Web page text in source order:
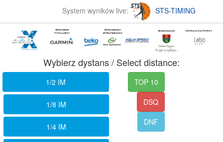
System wyników live: STS-TIMING
Wybierz dystans / Select distance:
1/2 IM
1/8 IM
1/4 IM
TOP 10
DSQ
DNF